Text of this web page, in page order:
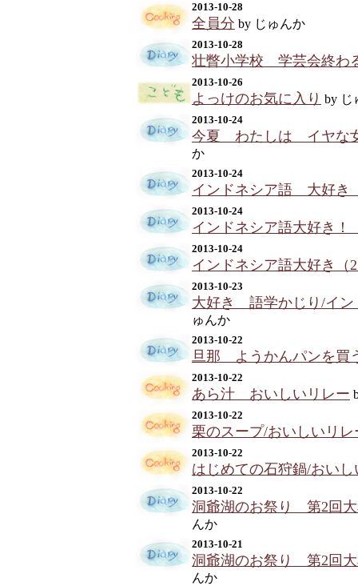
2013-10-28
全員分 by じゅんか
2013-10-28
壮瞥小学校 学芸会終わ
2013-10-26
よっけのお気に入り by じ
2013-10-24
今夏 わたしは イヤな
か
2013-10-24
インドネシア語 大好き
2013-10-24
インドネシア語大好き！
2013-10-24
インドネシア語大好き（
2013-10-23
大好き 語学かじり/イン
ゅんか
2013-10-22
旦那 ようかんパンを買
2013-10-22
あら汁 おいしいリレー
2013-10-22
栗のスープ/おいしいリレ
2013-10-22
はじめての石狩鍋/おい
2013-10-22
洞爺湖のお祭り 第2回大
んか
2013-10-21
洞爺湖のお祭り 第2回大
んか